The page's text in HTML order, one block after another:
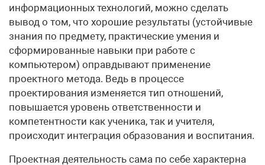
информационных технологий, можно сделать
вывод о том, что хорошие результаты (устойчивые
знания по предмету, практические умения и
сформированные навыки при работе с
компьютером) оправдывают применение
проектного метода. Ведь в процессе
проектирования изменяется тип отношений,
повышается уровень ответственности и
компетентности как ученика, так и учителя,
происходит интеграция образования и воспитания.
Проектная деятельность сама по себе характерна